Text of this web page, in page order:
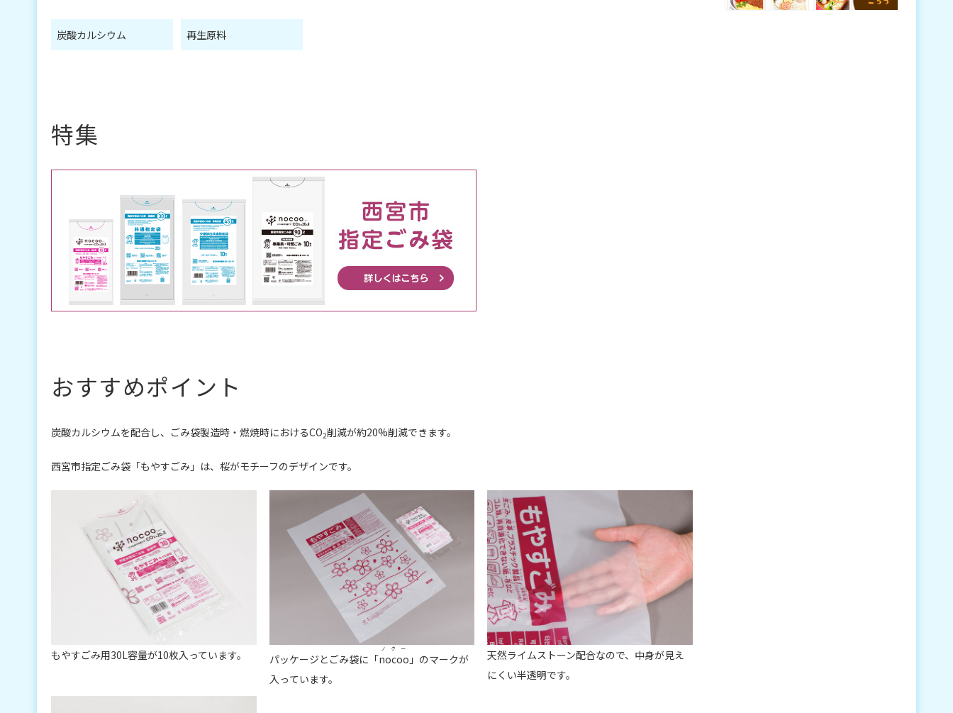
炭酸カルシウム 再生原料
特集
おすすめポイント
炭酸カルシウムを配合し、ごみ袋製造時・燃焼時におけるCO2削減が約20%削減できます。
西宮市指定ごみ袋「もやすごみ」は、桜がモチーフのデザインです。
もやすごみ用30L容量が10枚入っています。 パッケージとごみ袋に「nocoo
ノクー
」のマークが
入っています。
天然ライムストーン配合なので、中身が見え
にくい半透明です。